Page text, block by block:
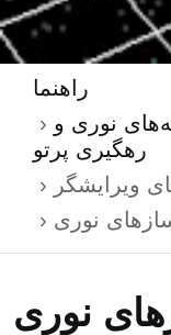
راهنما
نوری و
رهگیری پرتو
ویرایشگر
نوری
نوری